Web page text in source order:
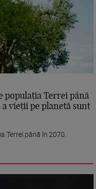
populația Terrei până
a vieții pe planetă sunt
Terrei până în 2070.